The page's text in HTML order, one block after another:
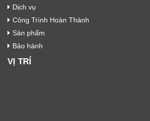
Dịch vụ
Công Trình Hoàn Thành
Sản phẩm
Bảo hành
VỊ TRÍ